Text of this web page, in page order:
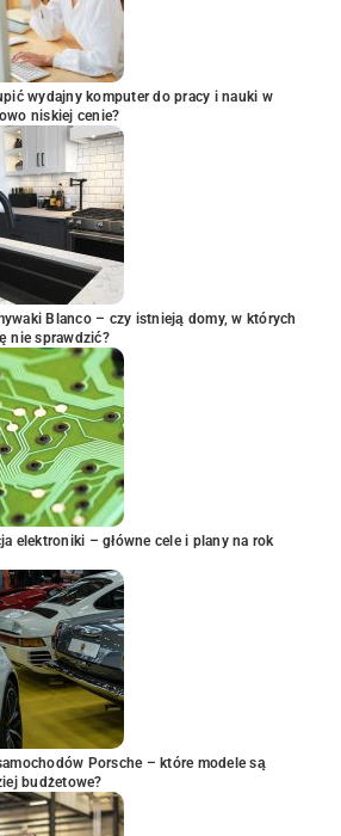
wydajny komputer do pracy i nauki w
niskiej cenie?
Blanco – czy istnieją domy, w których
nie sprawdzić?
elektroniki – główne cele i plany na rok
Porsche – które modele są
budżetowe?